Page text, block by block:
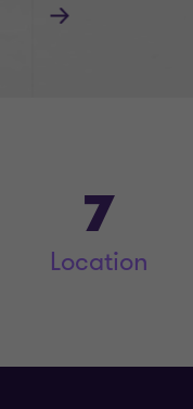
7
Location